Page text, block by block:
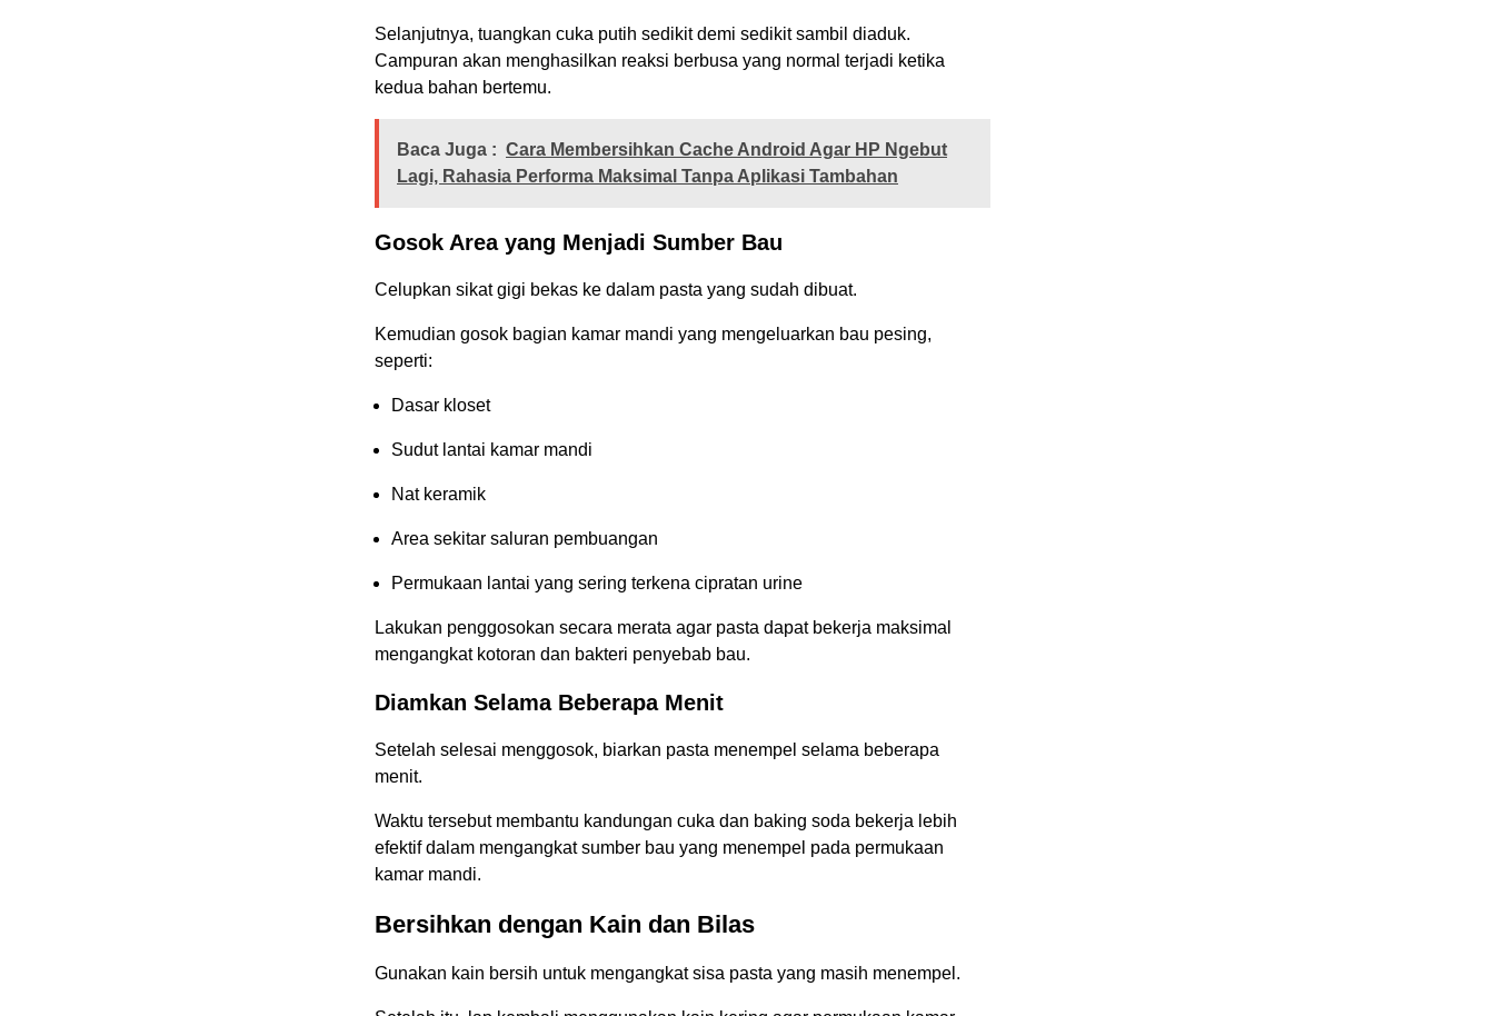
Selanjutnya, tuangkan cuka putih sedikit demi sedikit sambil diaduk.
Campuran akan menghasilkan reaksi berbusa yang normal terjadi ketika
kedua bahan bertemu.
Baca Juga : Cara Membersihkan Cache Android Agar HP Ngebut
Lagi, Rahasia Performa Maksimal Tanpa Aplikasi Tambahan
Gosok Area yang Menjadi Sumber Bau
Celupkan sikat gigi bekas ke dalam pasta yang sudah dibuat.
Kemudian gosok bagian kamar mandi yang mengeluarkan bau pesing,
seperti:
Dasar kloset
Sudut lantai kamar mandi
Nat keramik
Area sekitar saluran pembuangan
Permukaan lantai yang sering terkena cipratan urine
Lakukan penggosokan secara merata agar pasta dapat bekerja maksimal
mengangkat kotoran dan bakteri penyebab bau.
Diamkan Selama Beberapa Menit
Setelah selesai menggosok, biarkan pasta menempel selama beberapa
menit.
Waktu tersebut membantu kandungan cuka dan baking soda bekerja lebih
efektif dalam mengangkat sumber bau yang menempel pada permukaan
kamar mandi.
Bersihkan dengan Kain dan Bilas
Gunakan kain bersih untuk mengangkat sisa pasta yang masih menempel.